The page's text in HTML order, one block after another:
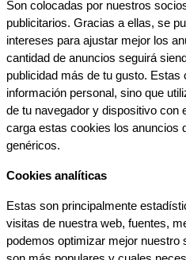
Son colocadas por nuestros
publicitarios. Gracias a ellas, se
intereses para ajustar mejor los
cantidad de anuncios seguirá
publicidad más de tu gusto.
información personal, sino que
de tu navegador y dispositivo con
carga estas cookies los anuncios
genéricos.
Cookies analíticas
Estas son principalmente
visitas de nuestra web, fuentes,
podemos optimizar mejor nuestro